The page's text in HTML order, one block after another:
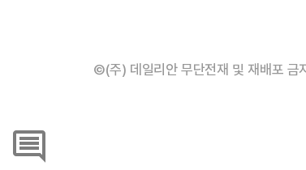
©(주) 데일리안 무단전재 및 재배포 금